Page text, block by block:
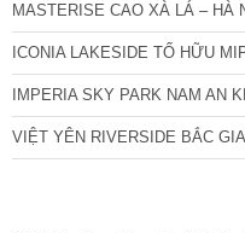
MASTERISE CAO XÀ LÁ – HÀ
ICONIA LAKESIDE TỐ HỮU
IMPERIA SKY PARK NAM AN
VIỆT YÊN RIVERSIDE BẮC